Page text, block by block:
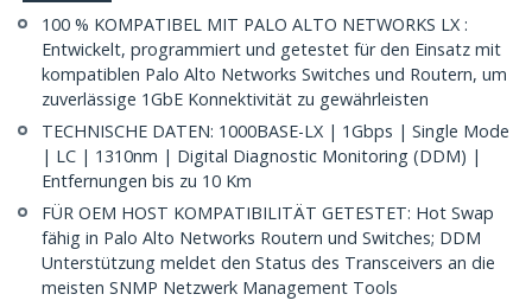
100 % KOMPATIBEL MIT PALO ALTO NETWORKS LX :
Entwickelt, programmiert und getestet für den Einsatz mit
kompatiblen Palo Alto Networks Switches und Routern, um
zuverlässige 1GbE Konnektivität zu gewährleisten
TECHNISCHE DATEN: 1000BASE-LX | 1Gbps | Single Mode
| LC | 1310nm | Digital Diagnostic Monitoring (DDM) |
Entfernungen bis zu 10 Km
FÜR OEM HOST KOMPATIBILITÄT GETESTET: Hot Swap
fähig in Palo Alto Networks Routern und Switches; DDM
Unterstützung meldet den Status des Transceivers an die
meisten SNMP Netzwerk Management Tools